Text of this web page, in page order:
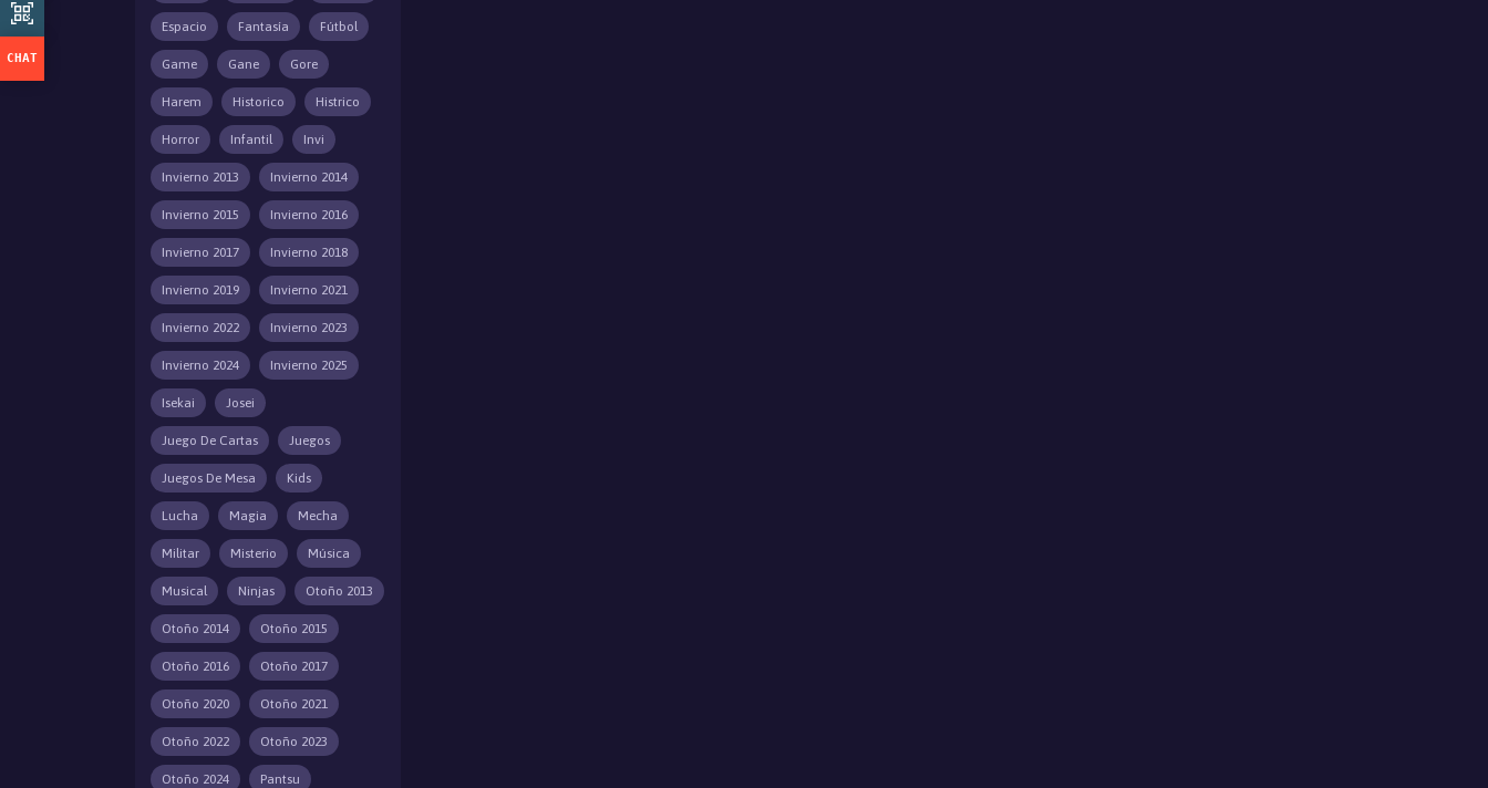
Espacio Fantasía Fútbol
Game Gane Gore
Harem Historico Histrico
Horror Infantil Invi
Invierno 2013 Invierno 2014
Invierno 2015 Invierno 2016
Invierno 2017 Invierno 2018
Invierno 2019 Invierno 2021
Invierno 2022 Invierno 2023
Invierno 2024 Invierno 2025
Isekai Josei
Juego De Cartas Juegos
Juegos De Mesa Kids
Lucha Magia Mecha
Militar Misterio Música
Musical Ninjas Otoño 2013
Otoño 2014 Otoño 2015
Otoño 2016 Otoño 2017
Otoño 2020 Otoño 2021
Otoño 2022 Otoño 2023
Otoño 2024 Pantsu